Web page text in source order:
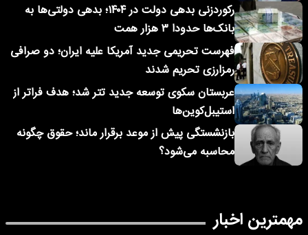
رکوردزنی بدهی دولت در ۱۴۰۴؛ بدهی دولتی‌ها به
بانک‌ها حدودا ۳ هزار همت
فهرست تحریمی جدید آمریکا علیه ایران؛ دو صرافی
رمزارزی تحریم شدند
عربستان سکوی توسعه جدید تتر شد؛ هدف فراتر از
استیبل‌کوین‌ها
بازنشستگی پیش از موعد برقرار ماند؛ حقوق چگونه
محاسبه می‌شود؟
مهمترین اخبار